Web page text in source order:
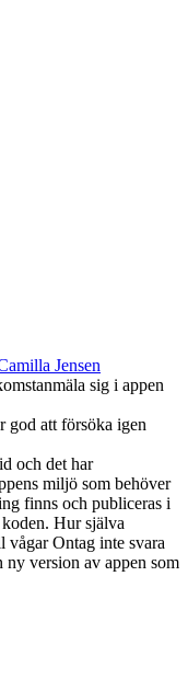
Jensen
sig i appen
god att försöka igen
och det har
miljö som behöver
finns och publiceras i
Hur själva
vågar Ontag inte svara
ny version av appen som